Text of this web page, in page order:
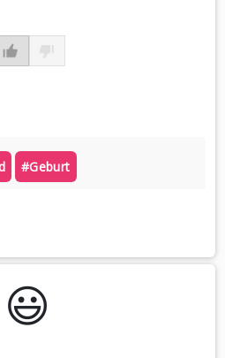
#geburt
😃️